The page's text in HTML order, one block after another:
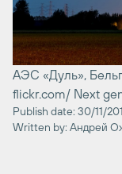
АЭС «Дуль»,
flickr.com/ Next
Publish date: 30/11/
Written by: Андрей